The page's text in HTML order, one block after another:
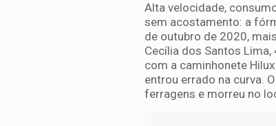
Alta velocidade,
sem acostamento: a
de outubro de 2020,
Cecília dos Santos
com a caminhonete
entrou errado na curva.
ferragens e morreu no